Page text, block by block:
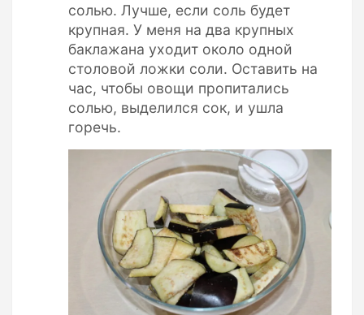
солью. Лучше, если соль будет
крупная. У меня на два крупных
баклажана уходит около одной
столовой ложки соли. Оставить на
час, чтобы овощи пропитались
солью, выделился сок, и ушла
горечь.